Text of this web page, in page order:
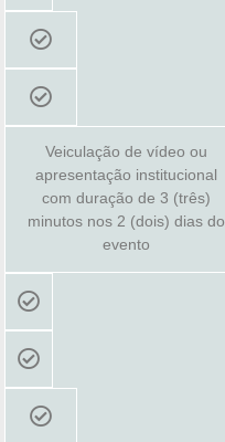
Veiculação de vídeo ou
apresentação institucional
com duração de 3 (três)
minutos nos 2 (dois) dias do
evento